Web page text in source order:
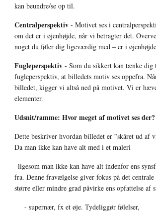
kan beundre/se op til.
Centralperspektiv - Motivet ses i
om det er i øjenhøjde, når vi betragter det.
noget du føler dig ligeværdig med – er i
Fugleperspektiv - Som du sikkert kan tænke dig
fugleperspektiv, at billedets motiv ses oppefra.
billedet, kigger vi altså ned på motivet. Vi er
elementer.
Udsnit/ramme: Hvor meget af motivet ses der?
Dette beskriver hvordan billedet er ”skåret ud af
Da man ikke kan have alt med i et maleri
–ligesom man ikke kan have alt indenfor ens
fra. Denne fravælgelse giver fokus på det
større eller mindre grad påvirke ens opfattelse af
- supernær, fx et øje. Tydeliggør følelser,